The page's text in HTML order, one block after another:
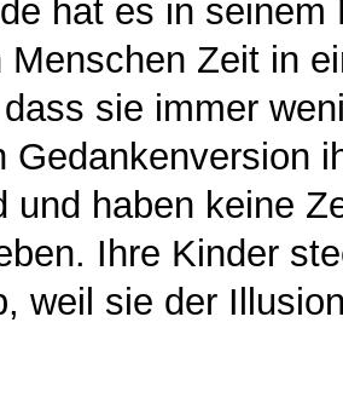
hat es in seinem
Menschen Zeit in
sie immer
Gedankenversion
und haben keine
Ihre Kinder
weil sie der